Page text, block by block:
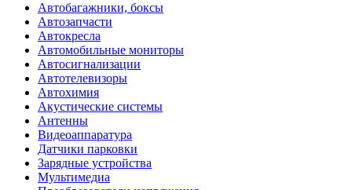
Автобагажники, боксы
Автозапчасти
Автокресла
Автомобильные мониторы
Автосигнализации
Автотелевизоры
Автохимия
Акустические системы
Антенны
Видеоаппаратура
Датчики парковки
Зарядные устройства
Мультимедиа